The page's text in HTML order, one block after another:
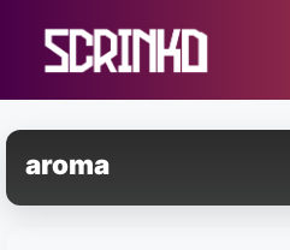
conteúdo
aroma